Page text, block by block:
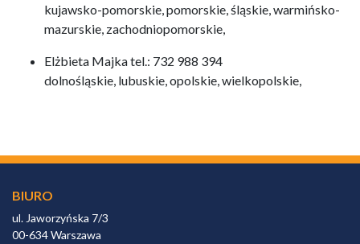
kujawsko-pomorskie, pomorskie, śląskie, warmińsko-
mazurskie, zachodniopomorskie,
Elżbieta Majka tel.: 732 988 394
dolnośląskie, lubuskie, opolskie, wielkopolskie,
BIURO
ul. Jaworzyńska 7/3
00-634 Warszawa